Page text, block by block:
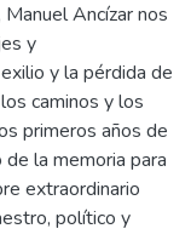
Ancízar nos
y
y la pérdida de
caminos y los
primeros años de
la memoria para
extraordinario
político y